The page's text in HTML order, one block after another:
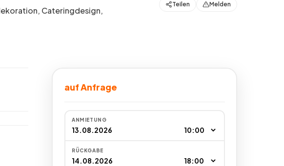
Cateringdesign,
Teilen Melden
auf Anfrage
ANMIETUNG
RÜCKGABE